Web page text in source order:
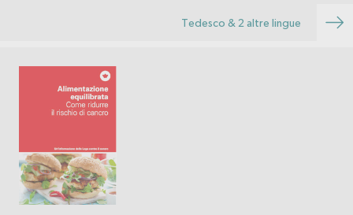
Tedesco & 2 altre lingue